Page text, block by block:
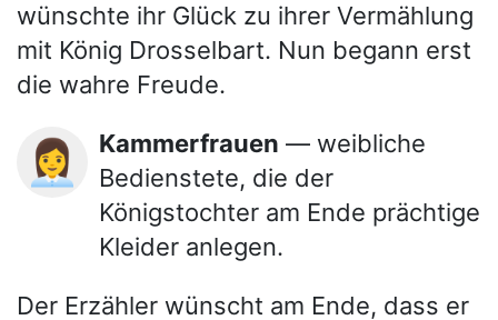
wünschte ihr Glück zu ihrer Vermählung
mit König Drosselbart. Nun begann erst
die wahre Freude.
👩‍💼 Kammerfrauen — weibliche
Bedienstete, die der
Königstochter am Ende prächtige
Kleider anlegen.
Der Erzähler wünscht am Ende, dass er